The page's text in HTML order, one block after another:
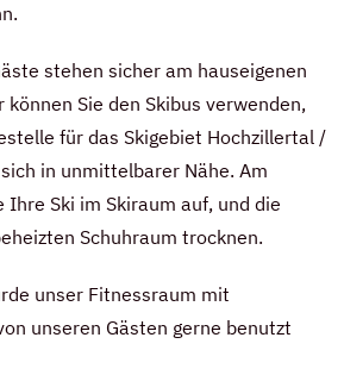
stehen sicher am hauseigenen
Sie den Skibus verwenden,
für das Skigebiet Hochzillertal /
in unmittelbarer Nähe. Am
Ihre Ski im Skiraum auf, und die
Schuhraum trocknen.
unser Fitnessraum mit
unseren Gästen gerne benutzt